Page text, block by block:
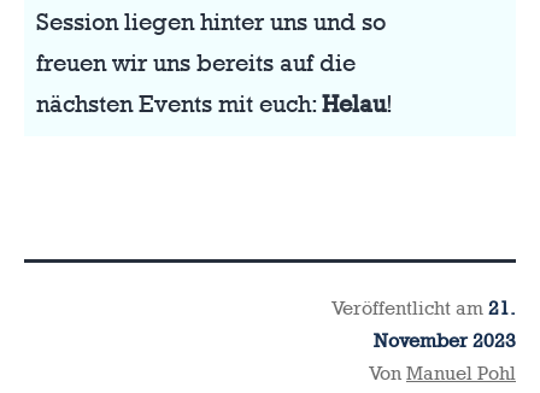
Session liegen hinter uns und so
freuen wir uns bereits auf die
nächsten Events mit euch:Helau!
Veröffentlicht am 21.
November 2023
Von Manuel Pohl